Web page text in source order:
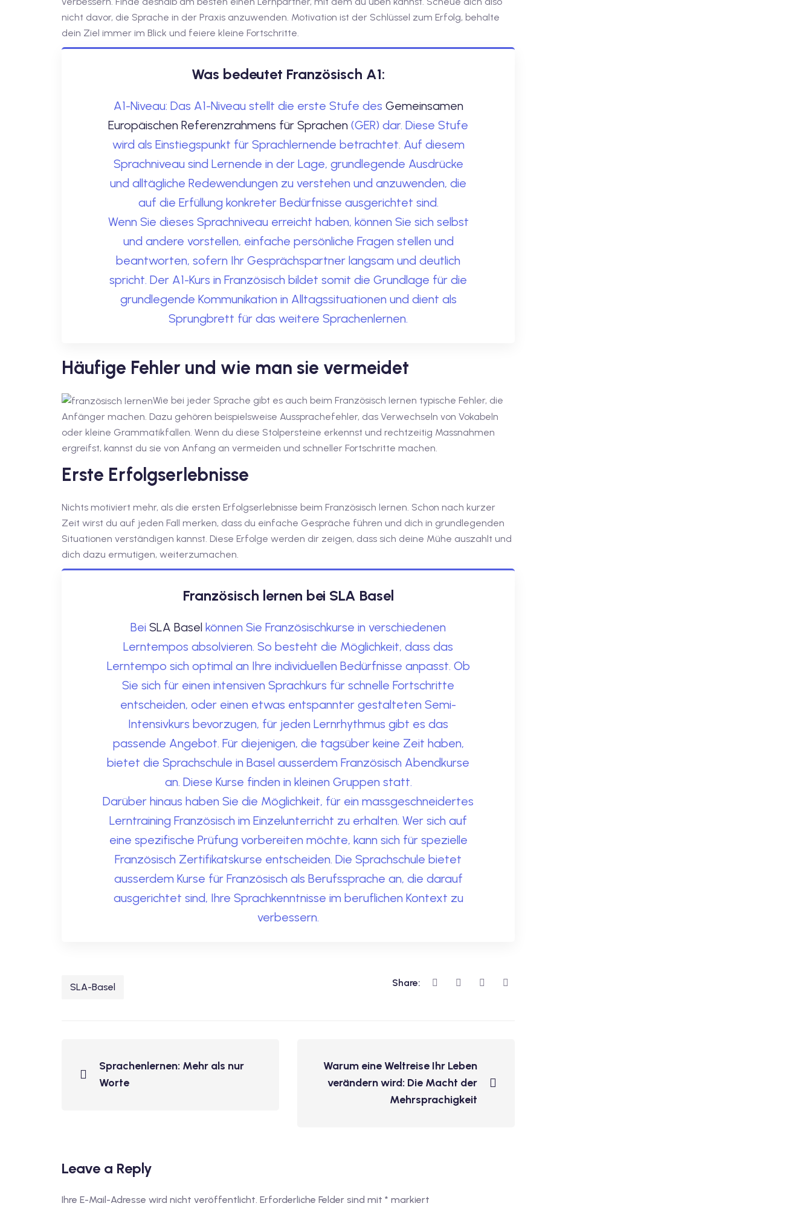
nicht davor, die Sprache in der Praxis anzuwenden. Motivation ist der Schlüssel zum Erfolg, behalte
dein Ziel immer im Blick und feiere kleine Fortschritte.
Was bedeutet Französisch A1:
A1-Niveau: Das A1-Niveau stellt die erste Stufe des Gemeinsamen
Europäischen Referenzrahmens für Sprachen (GER) dar. Diese Stufe
wird als Einstiegspunkt für Sprachlernende betrachtet. Auf diesem
Sprachniveau sind Lernende in der Lage, grundlegende Ausdrücke
und alltägliche Redewendungen zu verstehen und anzuwenden, die
auf die Erfüllung konkreter Bedürfnisse ausgerichtet sind.
Wenn Sie dieses Sprachniveau erreicht haben, können Sie sich selbst
und andere vorstellen, einfache persönliche Fragen stellen und
beantworten, sofern Ihr Gesprächspartner langsam und deutlich
spricht. Der A1-Kurs in Französisch bildet somit die Grundlage für die
grundlegende Kommunikation in Alltagssituationen und dient als
Sprungbrett für das weitere Sprachenlernen.
Häufige Fehler und wie man sie vermeidet
Wie bei jeder Sprache gibt es auch beim Französisch lernen typische Fehler, die
Anfänger machen. Dazu gehören beispielsweise Aussprachefehler, das Verwechseln von Vokabeln
oder kleine Grammatikfallen. Wenn du diese Stolpersteine erkennst und rechtzeitig Massnahmen
ergreifst, kannst du sie von Anfang an vermeiden und schneller Fortschritte machen.
Erste Erfolgserlebnisse
Nichts motiviert mehr, als die ersten Erfolgserlebnisse beim Französisch lernen. Schon nach kurzer
Zeit wirst du auf jeden Fall merken, dass du einfache Gespräche führen und dich in grundlegenden
Situationen verständigen kannst. Diese Erfolge werden dir zeigen, dass sich deine Mühe auszahlt und
dich dazu ermutigen, weiterzumachen.
Französisch lernen bei SLA Basel
Bei SLA Basel können Sie Französischkurse in verschiedenen
Lerntempos absolvieren. So besteht die Möglichkeit, dass das
Lerntempo sich optimal an Ihre individuellen Bedürfnisse anpasst. Ob
Sie sich für einen intensiven Sprachkurs für schnelle Fortschritte
entscheiden, oder einen etwas entspannter gestalteten Semi-
Intensivkurs bevorzugen, für jeden Lernrhythmus gibt es das
passende Angebot. Für diejenigen, die tagsüber keine Zeit haben,
bietet die Sprachschule in Basel ausserdem Französisch Abendkurse
an. Diese Kurse finden in kleinen Gruppen statt.
Darüber hinaus haben Sie die Möglichkeit, für ein massgeschneidertes
Lerntraining Französisch im Einzelunterricht zu erhalten. Wer sich auf
eine spezifische Prüfung vorbereiten möchte, kann sich für spezielle
Französisch Zertifikatskurse entscheiden. Die Sprachschule bietet
ausserdem Kurse für Französisch als Berufssprache an, die darauf
ausgerichtet sind, Ihre Sprachkenntnisse im beruflichen Kontext zu
verbessern.
SLA-Basel Share:
Sprachenlernen: Mehr als nur
Worte
Warum eine Weltreise Ihr Leben
verändern wird: Die Macht der
Mehrsprachigkeit
Leave a Reply
Ihre E-Mail-Adresse wird nicht veröffentlicht. Erforderliche Felder sind mit * markiert